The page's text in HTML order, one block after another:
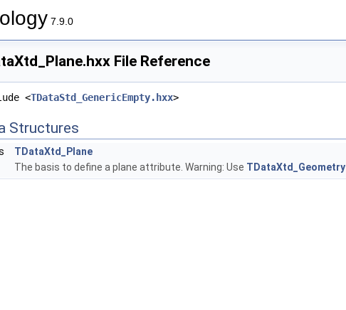
7.9.0
File Reference
<TDataStd_GenericEmpty.hxx>
Structures
TDataXtd_Plane
The basis to define a plane attribute. Warning: Use TDataXtd_Geometry